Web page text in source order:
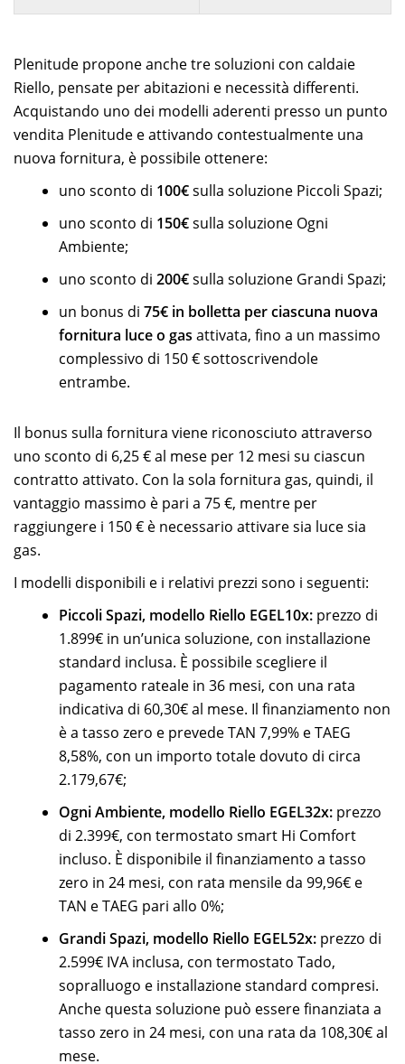
Plenitude propone anche tre soluzioni con caldaie
Riello, pensate per abitazioni e necessità differenti.
Acquistando uno dei modelli aderenti presso un punto
vendita Plenitude e attivando contestualmente una
nuova fornitura, è possibile ottenere:
uno sconto di 100€sulla soluzione Piccoli Spazi;
uno sconto di 150€sulla soluzione Ogni
Ambiente;
uno sconto di 200€sulla soluzione Grandi Spazi;
un bonus di 75€ in bolletta per ciascuna nuova
fornitura luce o gas attivata, fino a un massimo
complessivo di 150 € sottoscrivendole
entrambe.
Il bonus sulla fornitura viene riconosciuto attraverso
uno sconto di 6,25 € al mese per 12 mesi su ciascun
contratto attivato. Con la sola fornitura gas, quindi, il
vantaggio massimo è pari a 75 €, mentre per
raggiungere i 150 € è necessario attivare sia luce sia
gas.
I modelli disponibili e i relativi prezzi sono i seguenti:
Piccoli Spazi, modello Riello EGEL10x: prezzo di
1.899€ in un’unica soluzione, con installazione
standard inclusa. È possibile scegliere il
pagamento rateale in 36 mesi, con una rata
indicativa di 60,30€ al mese. Il finanziamento non
è a tasso zero e prevede TAN 7,99% e TAEG
8,58%, con un importo totale dovuto di circa
2.179,67€;
Ogni Ambiente, modello Riello EGEL32x: prezzo
di 2.399€, con termostato smart Hi Comfort
incluso. È disponibile il finanziamento a tasso
zero in 24 mesi, con rata mensile da 99,96€ e
TAN e TAEG pari allo 0%;
Grandi Spazi, modello Riello EGEL52x: prezzo di
2.599€ IVA inclusa, con termostato Tado,
sopralluogo e installazione standard compresi.
Anche questa soluzione può essere finanziata a
tasso zero in 24 mesi, con una rata da 108,30€ al
mese.